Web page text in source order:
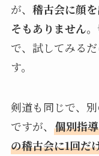
が、 稽古会に顔
そもありません
で、試してみる
す。
剣道も同じで、
ですが、 個別指
の稽古会に1回だ